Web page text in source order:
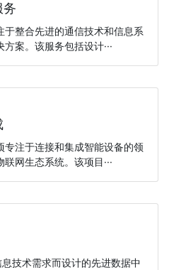
务
整合先进的通信技术和信息系
案。该服务包括设计···
注于连接和集成智能设备的领
网生态系统。该项目···
技术需求而设计的先进数据中